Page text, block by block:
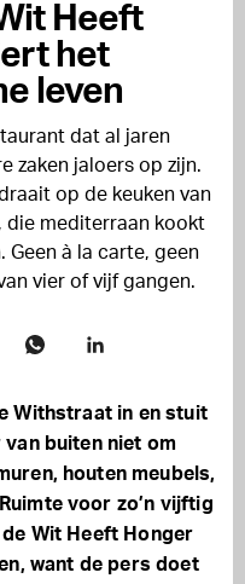
Heeft
het
leven
dat al jaren
zaken jaloers op zijn.
op de keuken van
die mediterraan kookt
Geen à la carte, geen
vier of vijf gangen.
Withstraat in en stuit
van buiten niet om
houten meubels,
voor zo’n vijftig
Wit Heeft Honger
want de pers doet